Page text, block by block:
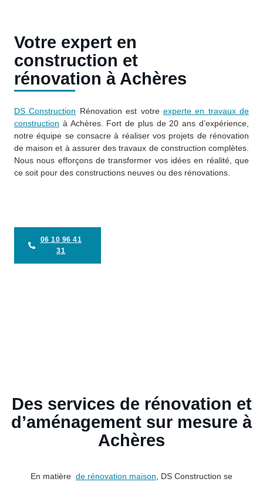
Votre expert en
construction et
rénovation à Achères
DS Construction Rénovation est votre experte en travaux de
construction à Achères. Fort de plus de 20 ans d’expérience,
notre équipe se consacre à réaliser vos projets de rénovation
de maison et à assurer des travaux de construction complètes.
Nous nous efforçons de transformer vos idées en réalité, que
ce soit pour des constructions neuves ou des rénovations.
06 10 96 41
31
Des services de rénovation et
d’aménagement sur mesure à
Achères
En matière de rénovation maison, DS Construction se